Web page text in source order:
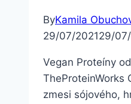
ByKamila
29/07/202129/
Vegan Proteíny
TheProteinWorks
zmesi sójového,